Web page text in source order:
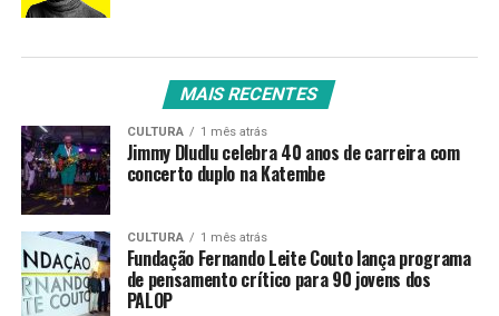
MAIS RECENTES
CULTURA 1 mês atrás
Jimmy Dludlu celebra 40 anos de carreira com
concerto duplo na Katembe
CULTURA 1 mês atrás
Fundação Fernando Leite Couto lança programa
de pensamento crítico para 90 jovens dos
PALOP